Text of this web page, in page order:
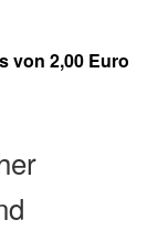
von 2,00 Euro